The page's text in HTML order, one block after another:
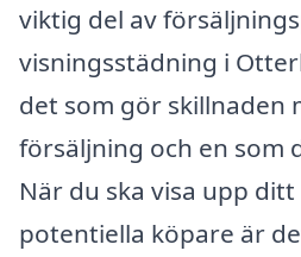
viktig del av
visningsstädning i
det som gör skillnaden
försäljning och en som
När du ska visa upp
potentiella köpare är